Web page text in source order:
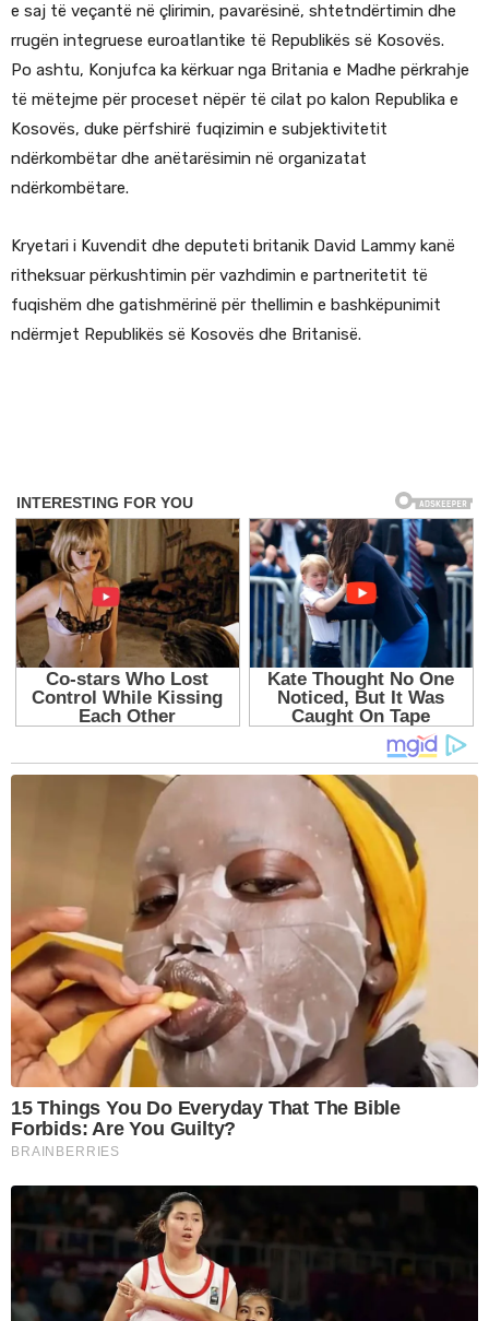
e saj të veçantë në çlirimin, pavarësinë, shtetndërtimin dhe
rrugën integruese euroatlantike të Republikës së Kosovës.
Po ashtu, Konjufca ka kërkuar nga Britania e Madhe përkrahje
të mëtejme për proceset nëpër të cilat po kalon Republika e
Kosovës, duke përfshirë fuqizimin e subjektivitetit
ndërkombëtar dhe anëtarësimin në organizatat
ndërkombëtare.
Kryetari i Kuvendit dhe deputeti britanik David Lammy kanë
ritheksuar përkushtimin për vazhdimin e partneritetit të
fuqishëm dhe gatishmërinë për thellimin e bashkëpunimit
ndërmjet Republikës së Kosovës dhe Britanisë.